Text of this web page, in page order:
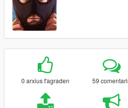
0 arxius t'agraden 59